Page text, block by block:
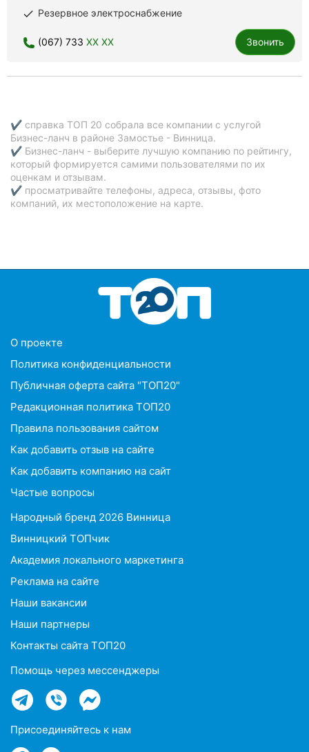
done Резервное электроснабжение
(067) 733 XX XX Звонить
✔ справка ТОП 20 собрала все компании с услугой
Бизнес-ланч в районе Замостье - Винница.
✔ Бизнес-ланч - выберите лучшую компанию по рейтингу,
который формируется самими пользователями по их
оценкам и отзывам.
✔ просматривайте телефоны, адреса, отзывы, фото
компаний, их местоположение на карте.
O проекте
Политика конфиденциальности
Публичная оферта сайта "ТОП20"
Редакционная политика ТОП20
Правила пользования сайтом
Как добавить отзыв на сайте
Как добавить компанию на сайт
Частые вопросы
Народный бренд 2026 Винница
Винницкий ТОПчик
Академия локального маркетинга
Реклама на сайте
Наши вакансии
Наши партнеры
Контакты сайта ТОП20
Помощь через мессенджеры
Присоединяйтесь к нам